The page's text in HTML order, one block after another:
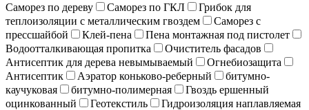
Саморез по дереву
Саморез по ГКЛ
Грибок для
теплоизоляции с металлическим гвоздем
Саморез с
прессшайбой
Клей-пена
Пена монтажная под пистолет
Водоотталкивающая пропитка
Очиститель фасадов
Антисептик для дерева невымываемый
Огнебиозащита
Антисептик
Аэратор коньково-реберный
битумно-
каучуковая
битумно-полимерная
Гвоздь ершенный
оцинкованный
Геотекстиль
Гидроизоляция наплавляемая